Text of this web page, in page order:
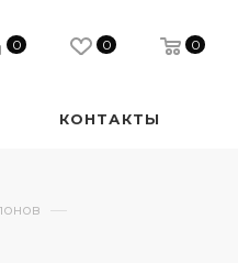
0 0 0
КОНТАКТЫ
—